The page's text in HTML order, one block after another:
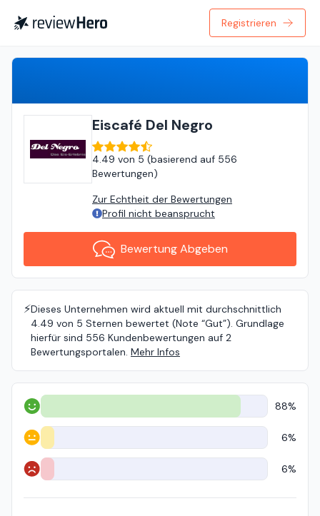
Registrieren
Eiscafé Del Negro
4.49 von 5 (basierend auf 556
Bewertungen)
Zur Echtheit der Bewertungen
Profil nicht beansprucht
Bewertung Abgeben
⚡️Dieses Unternehmen wird aktuell mit durchschnittlich
4.49 von 5 Sternen bewertet (Note “Gut”). Grundlage
hierfür sind 556 Kundenbewertungen auf 2
Bewertungsportalen. Mehr Infos
Positiv 88%
Neutral 6%
Negativ 6%